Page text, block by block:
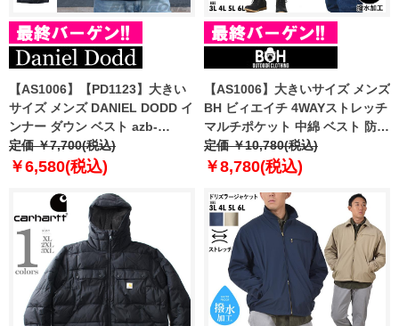
【AS1006】【PD1123】大きい
サイズ メンズ DANIEL DODD イ
ンナー ダウン ベスト azb-
220502
定価 ￥7,700(税込)
￥6,580(税込)
【AS1006】大きいサイズ メンズ
BH ビィエイチ 4WAYストレッチ
マルチポケット 中綿 ベスト 防風
撥水加工 bhb-230401
定価 ￥10,780(税込)
￥8,780(税込)